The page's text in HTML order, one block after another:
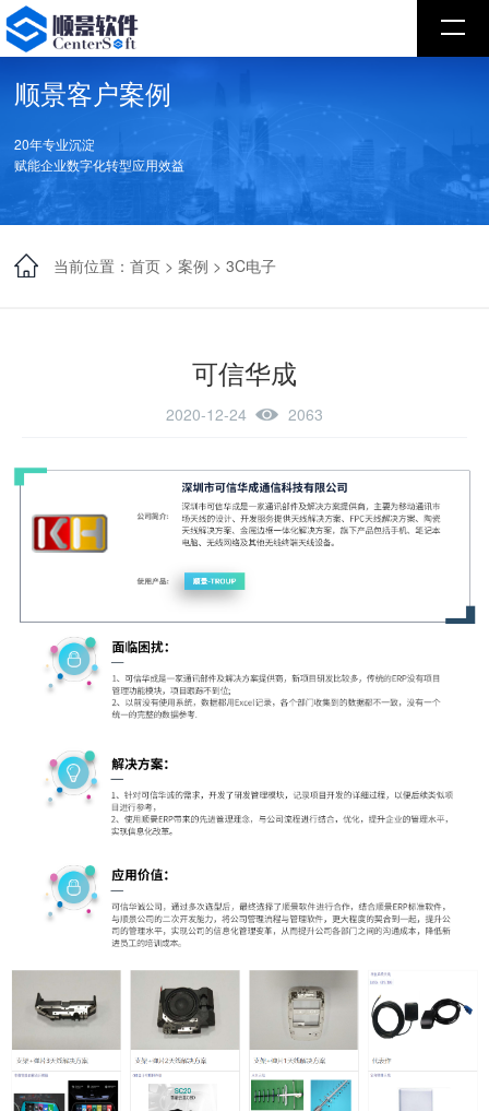
顺景客户案例
20年专业沉淀
赋能企业数字化转型应用效益
当前位置：首页 >案例 >3C电子
可信华成
2020-12-24 2063